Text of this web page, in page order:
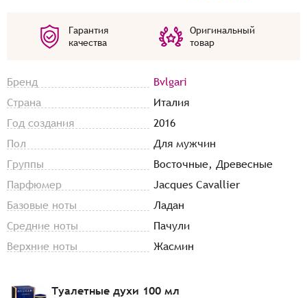
Гарантия
качества
Оригинальный
товар
Бренд
Bvlgari
Страна
Италия
Год создания
2016
Пол
Для мужчин
Группы
Восточные, Древесные
Парфюмер
Jacques Cavallier
Базовые ноты
Ладан
Средние ноты
Пачули
Верхние ноты
Жасмин
Туалетные духи 100 мл